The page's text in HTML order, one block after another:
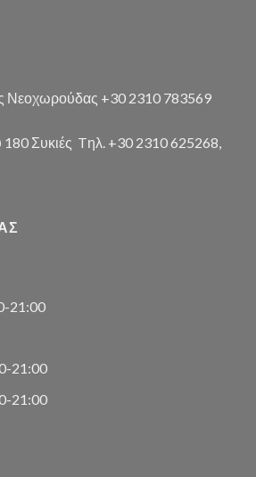
Νεοχωρούδας +30 2310 783569
Συκιές Tηλ. +30 2310 625268,
21:00
21:00
21:00